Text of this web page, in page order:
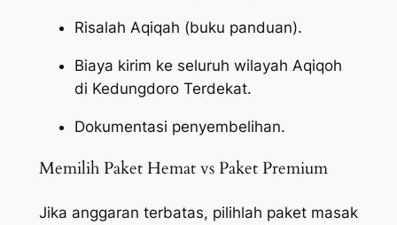
Risalah Aqiqah (buku panduan).
Biaya kirim ke seluruh wilayah Aqiqoh
di Kedungdoro Terdekat.
Dokumentasi penyembelihan.
Memilih Paket Hemat vs Paket Premium
Jika anggaran terbatas, pilihlah paket masak